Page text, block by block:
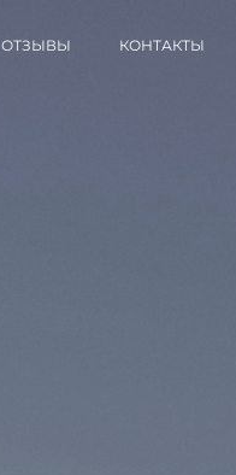
ОТЗЫВЫ КОНТАКТЫ